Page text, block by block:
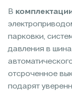
В
парковки,
давления в
отсроченное
подарят